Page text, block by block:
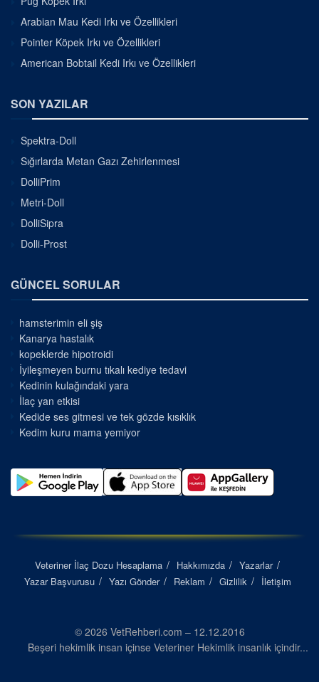
Arabian Mau Kedi Irkı ve Özellikleri
Pointer Köpek Irkı ve Özellikleri
American Bobtail Kedi Irkı ve Özellikleri
SON YAZILAR
Spektra-Doll
Sığırlarda Metan Gazı Zehirlenmesi
DolliPrim
Metri-Doll
DolliSipra
Dolli-Prost
GÜNCEL SORULAR
hamsterimin eli şiş
Kanarya hastalık
kopeklerde hipotroidi
İyileşmeyen burnu tıkalı kediye tedavi
Kedinin kulağındaki yara
İlaç yan etkisi
Kedide ses gitmesi ve tek gözde kısıklık
Kedim kuru mama yemiyor
Veteriner İlaç Dozu Hesaplama Hakkımızda
Yazarlar
Yazar Başvurusu
Yazı Gönder Reklam Gizlilik İletişim
© 2026 VetRehberi.com – 12.12.2016
Beşeri hekimlik insan içinse Veteriner Hekimlik insanlık içindir...